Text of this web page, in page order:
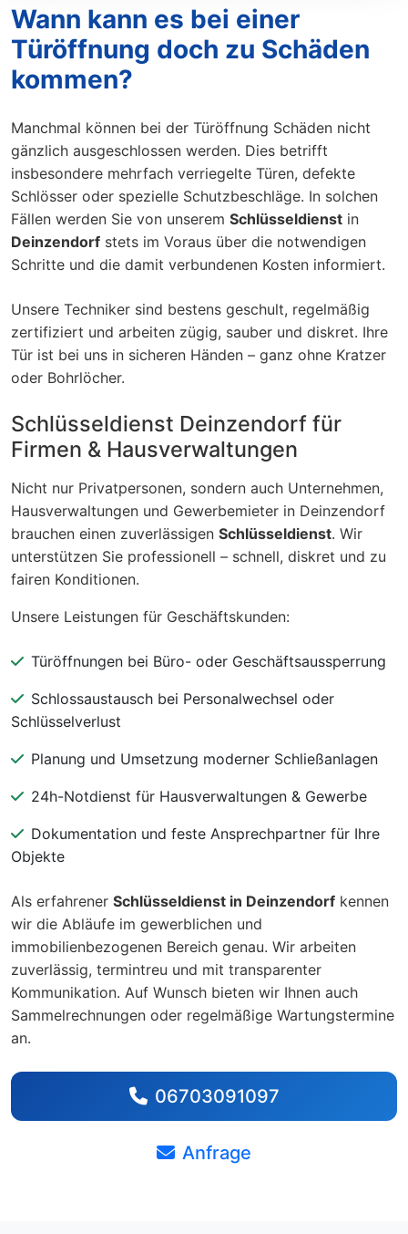
Wann kann es bei einer
Türöffnung doch zu Schäden
kommen?
Manchmal können bei der Türöffnung Schäden nicht
gänzlich ausgeschlossen werden. Dies betrifft
insbesondere mehrfach verriegelte Türen, defekte
Schlösser oder spezielle Schutzbeschläge. In solchen
Fällen werden Sie von unserem Schlüsseldienst in
Deinzendorf stets im Voraus über die notwendigen
Schritte und die damit verbundenen Kosten informiert.
Unsere Techniker sind bestens geschult, regelmäßig
zertifiziert und arbeiten zügig, sauber und diskret. Ihre
Tür ist bei uns in sicheren Händen – ganz ohne Kratzer
oder Bohrlöcher.
Schlüsseldienst Deinzendorf für
Firmen & Hausverwaltungen
Nicht nur Privatpersonen, sondern auch Unternehmen,
Hausverwaltungen und Gewerbemieter in Deinzendorf
brauchen einen zuverlässigen Schlüsseldienst. Wir
unterstützen Sie professionell – schnell, diskret und zu
fairen Konditionen.
Unsere Leistungen für Geschäftskunden:
Türöffnungen bei Büro- oder Geschäftsaussperrung
Schlossaustausch bei Personalwechsel oder
Schlüsselverlust
Planung und Umsetzung moderner Schließanlagen
24h-Notdienst für Hausverwaltungen & Gewerbe
Dokumentation und feste Ansprechpartner für Ihre
Objekte
Als erfahrener Schlüsseldienst in Deinzendorf kennen
wir die Abläufe im gewerblichen und
immobilienbezogenen Bereich genau. Wir arbeiten
zuverlässig, termintreu und mit transparenter
Kommunikation. Auf Wunsch bieten wir Ihnen auch
Sammelrechnungen oder regelmäßige Wartungstermine
an.
06703091097
Anfrage